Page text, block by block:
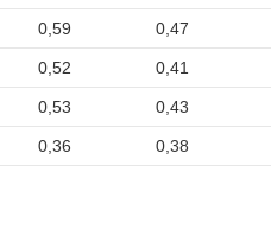
0,59 0,47
0,52 0,41
0,53 0,43
0,36 0,38